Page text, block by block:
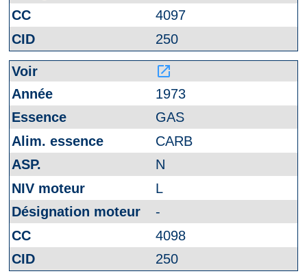
4097
250
launch
1973
GAS
CARB
N
L
-
4098
250